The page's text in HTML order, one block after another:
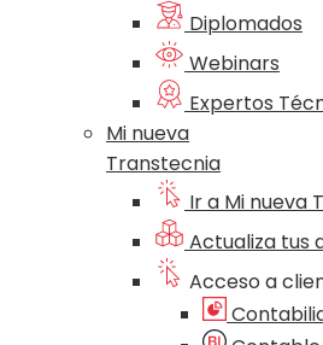
Diplomados
Webinars
Expertos
Mi nueva
Transtecnia
Ir a Mi nueva
Actualiza tus
Acceso a